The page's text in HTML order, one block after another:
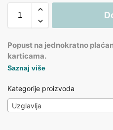
Popust na jednokratno
karticama.
Saznaj više
Kategorije proizvoda
Uzglavlja